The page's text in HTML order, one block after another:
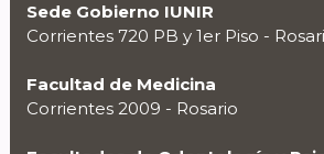
Sede Gobierno IUNIR
Corrientes 720 PB y 1er Piso -
Facultad de Medicina
Corrientes 2009 - Rosario